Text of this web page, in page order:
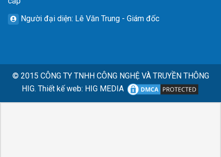
Người đại diện: Lê Văn Trung - Giám đốc
© 2015 CÔNG TY TNHH CÔNG NGHỆ VÀ TRUYỀN THÔNG
HIG. Thiết kế web: HIG MEDIA